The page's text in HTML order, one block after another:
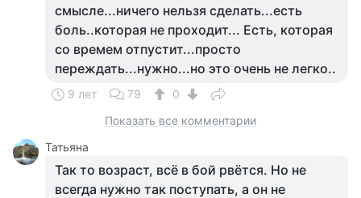
смысле...ничего нельзя сделать...есть
боль..которая не проходит... Есть, которая
со времем отпустит...просто
переждать...нужно...но это очень не легко..
9 лет 79
0
Показать все комментарии
Татьяна
Так то возраст, всё в бой рвётся. Но не
всегда нужно так поступать, а он не